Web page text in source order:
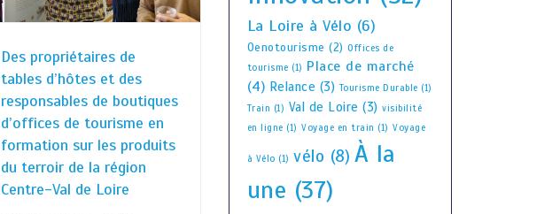
Des propriétaires de
tables d’hôtes et des
responsables de boutiques
d’offices de tourisme en
formation sur les produits
du terroir de la région
Centre-Val de Loire
La Loire à Vélo (6)
Oenotourisme (2) Offices de
tourisme (1) Place de marché
(4) Relance (3) Tourisme Durable (1)
Train (1) Val de Loire (3) visibilité
en ligne (1) Voyage en train (1) Voyage
à Vélo (1) vélo (8) À la
une (37)